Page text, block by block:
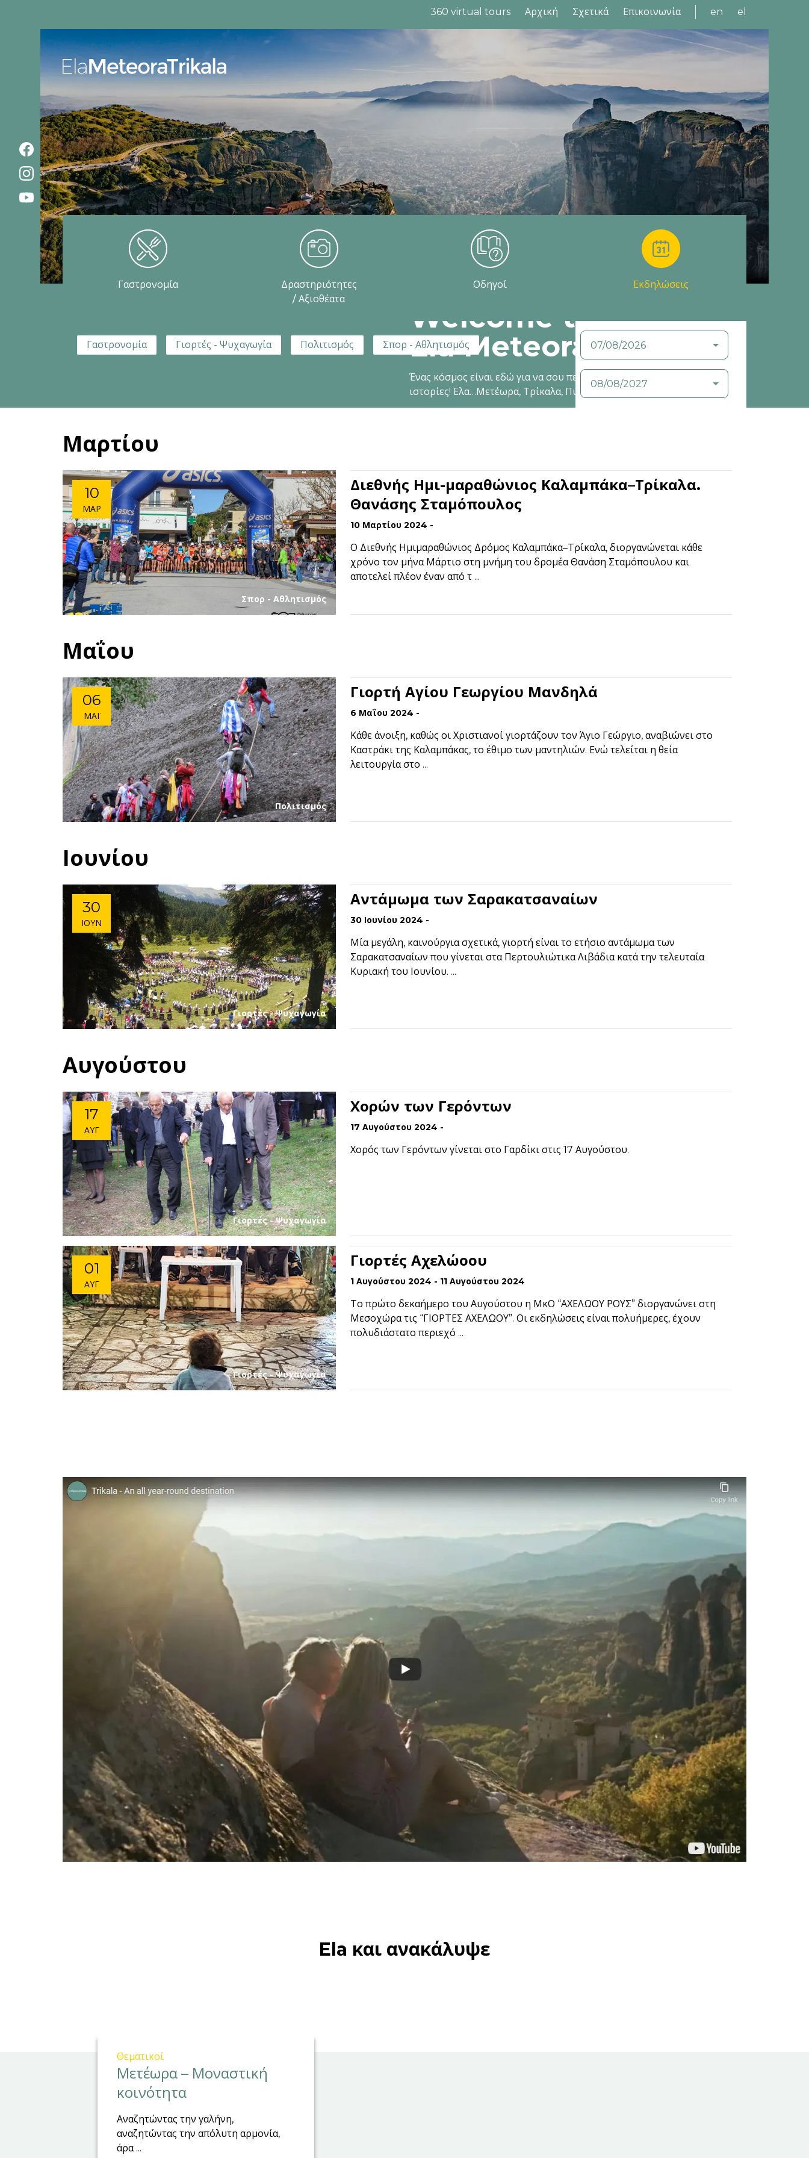
Ela MeteoraTrikala
360 virtual tours Αρχική Σχετικά Επικοινωνία en el
Welcome to
Ela Meteora Trikala
Ένας κόσμος είναι εδώ για να σου πει αμέτρητες
ιστορίες! Ελα…Μετέωρα, Τρίκαλα, Πύλη, Φαρκαδόνα
Γαστρονομία
Δραστηριότητες
/ Αξιοθέατα
Οδηγοί Εκδηλώσεις
Γαστρονομία Γιορτές - Ψυχαγωγία Πολιτισμός Σπορ - Αθλητισμός
Από:
Μέχρι:
Μαρτίου
Σπορ - Αθλητισμός
10
ΜΆΡ
Διεθνής Ημι-μαραθώνιος Καλαμπάκα–Τρίκαλα.
Θανάσης Σταμόπουλος
10 Μαρτίου 2024 -
Ο Διεθνής Ημιμαραθώνιος Δρόμος Καλαμπάκα–Τρίκαλα, διοργανώνεται κάθε
χρόνο τον μήνα Μάρτιο στη μνήμη του δρομέα Θανάση Σταμόπουλου και
αποτελεί πλέον έναν από τ ...
Μαΐου
Πολιτισμός
06
ΜΆΙ
Γιορτή Αγίου Γεωργίου Μανδηλά
6 Μαΐου 2024 -
Κάθε άνοιξη, καθώς οι Χριστιανοί γιορτάζουν τον Άγιο Γεώργιο, αναβιώνει στο
Καστράκι της Καλαμπάκας, το έθιμο των μαντηλιών. Ενώ τελείται η θεία
λειτουργία στο ...
Ιουνίου
Γιορτές - Ψυχαγωγία
30
ΙΟΎΝ
Αντάμωμα των Σαρακατσαναίων
30 Ιουνίου 2024 -
Μία μεγάλη, καινούργια σχετικά, γιορτή είναι το ετήσιο αντάμωμα των
Σαρακατσαναίων που γίνεται στα Περτουλιώτικα Λιβάδια κατά την τελευταία
Κυριακή του Ιουνίου. ...
Αυγούστου
Γιορτές - Ψυχαγωγία
17
ΑΎΓ
Χορών των Γερόντων
17 Αυγούστου 2024 -
Χορός των Γερόντων γίνεται στο Γαρδίκι στις 17 Αυγούστου.
Γιορτές - Ψυχαγωγία
01
ΑΎΓ
Γιορτές Αχελώοου
1 Αυγούστου 2024 - 11 Αυγούστου 2024
Το πρώτο δεκαήμερο του Αυγούστου η ΜκΟ “ΑΧΕΛΩΟΥ ΡΟΥΣ” διοργανώνει στη
Μεσοχώρα τις “ΓΙΟΡΤΕΣ ΑΧΕΛΩΟΥ”. Οι εκδηλώσεις είναι πολυήμερες, έχουν
πολυδιάστατο περιεχό ...
Ela και ανακάλυψε
Θεματικοί
Μετέωρα – Μοναστική
κοινότητα
Αναζητώντας την γαλήνη,
αναζητώντας την απόλυτη αρμονία,
άρα ...